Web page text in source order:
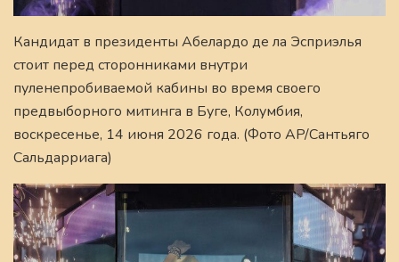
Кандидат в президенты Абелардо де ла Эсприэлья
стоит перед сторонниками внутри
пуленепробиваемой кабины во время своего
предвыборного митинга в Буге, Колумбия,
воскресенье, 14 июня 2026 года. (Фото AP/Сантьяго
Сальдарриага)